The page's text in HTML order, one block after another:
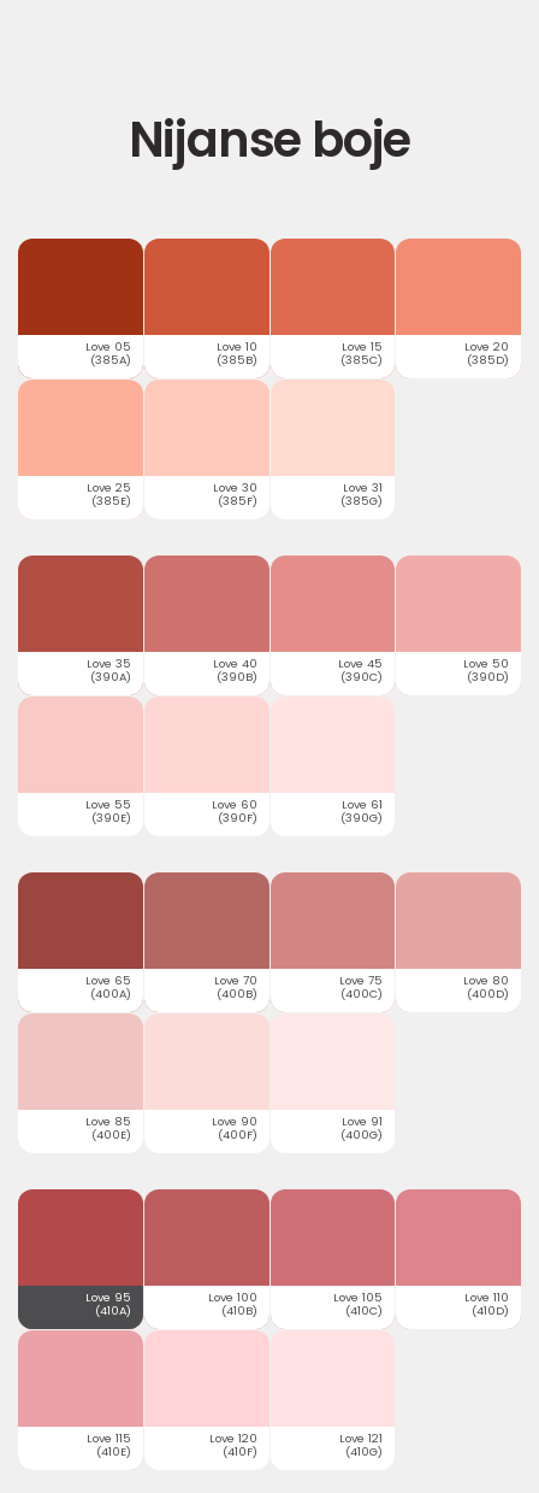
Nijanse boje
Love 05
(385A)
Love 10
(385B)
Love 15
(385C)
Love 20
(385D)
Love 25
(385E)
Love 30
(385F)
Love 31
(385G)
Love 35
(390A)
Love 40
(390B)
Love 45
(390C)
Love 50
(390D)
Love 55
(390E)
Love 60
(390F)
Love 61
(390G)
Love 65
(400A)
Love 70
(400B)
Love 75
(400C)
Love 80
(400D)
Love 85
(400E)
Love 90
(400F)
Love 91
(400G)
Love 95
(410A)
Love 100
(410B)
Love 105
(410C)
Love 110
(410D)
Love 115
(410E)
Love 120
(410F)
Love 121
(410G)